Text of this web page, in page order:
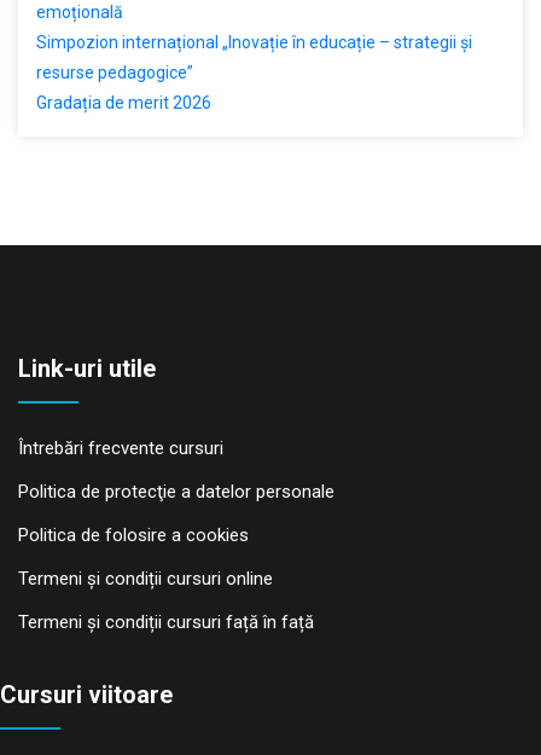
emoțională
Simpozion internațional „Inovație în educație – strategii și
resurse pedagogice”
Gradația de merit 2026
Link-uri utile
Întrebări frecvente cursuri
Politica de protecţie a datelor personale
Politica de folosire a cookies
Termeni și condiții cursuri online
Termeni și condiții cursuri față în față
Cursuri viitoare